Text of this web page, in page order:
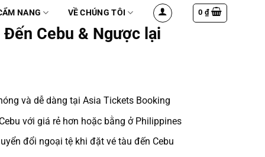
NANG VỀ CHÚNG TÔI 0 ₫
Cebu & Ngược lại
và dễ dàng tại Asia Tickets Booking
với giá rẻ hơn hoặc bằng ở Philippines
đổi ngoại tệ khi đặt vétàu đến Cebu